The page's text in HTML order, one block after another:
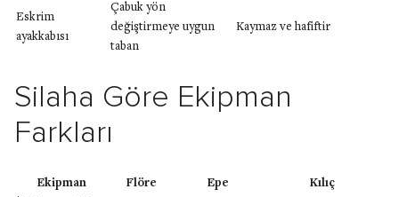
Eskrim
ayakkabısı
Çabuk yön
değiştirmeye uygun
taban
Kaymaz ve hafiftir
Silaha Göre Ekipman
Farkları
Ekipman Flöre Epe
Kılıç